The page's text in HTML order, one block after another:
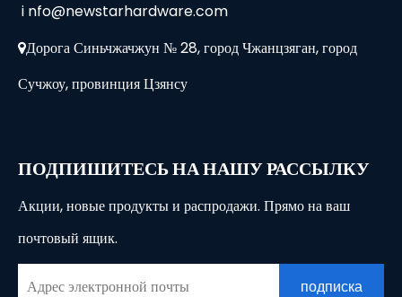
i nfo@newstarhardware.com
Дорога Синьчжачжун № 28, город Чжанцзяган, город
Сучжоу, провинция Цзянсу
ПОДПИШИТЕСЬ НА НАШУ РАССЫЛКУ
Акции, новые продукты и распродажи. Прямо на ваш
почтовый ящик.
подписка